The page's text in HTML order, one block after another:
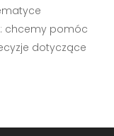
chcemy pomóc
dotyczące